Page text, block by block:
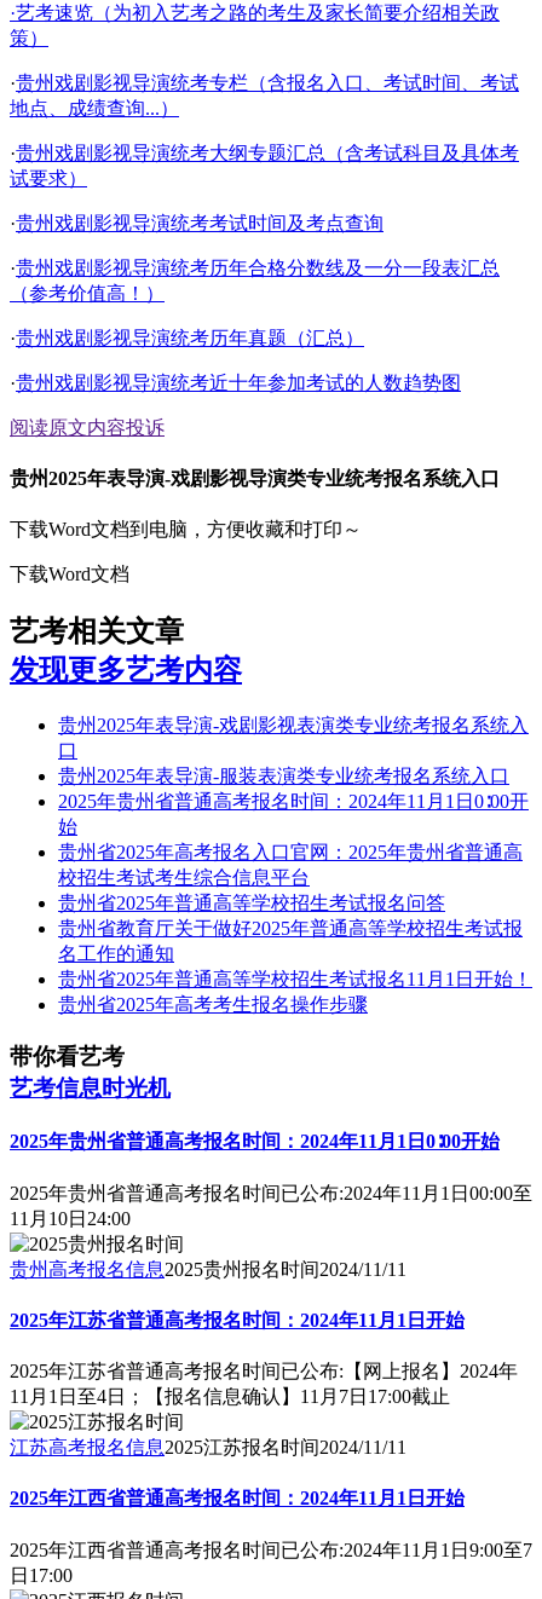
·艺考速览（为初入艺考之路的考生及家长简要介绍相关政
策）
·贵州戏剧影视导演统考专栏（含报名入口、考试时间、考试
地点、成绩查询...）
·贵州戏剧影视导演统考大纲专题汇总（含考试科目及具体考
试要求）
·贵州戏剧影视导演统考考试时间及考点查询
·贵州戏剧影视导演统考历年合格分数线及一分一段表汇总
（参考价值高！）
·贵州戏剧影视导演统考历年真题（汇总）
·贵州戏剧影视导演统考近十年参加考试的人数趋势图
阅读原文内容投诉
贵州2025年表导演-戏剧影视导演类专业统考报名系统入口
下载Word文档到电脑，方便收藏和打印～
下载Word文档
艺考相关文章
发现更多艺考内容
贵州2025年表导演-戏剧影视表演类专业统考报名系统入
口
贵州2025年表导演-服装表演类专业统考报名系统入口
2025年贵州省普通高考报名时间：2024年11月1日0∶00开
始
贵州省2025年高考报名入口官网：2025年贵州省普通高
校招生考试考生综合信息平台
贵州省2025年普通高等学校招生考试报名问答
贵州省教育厅关于做好2025年普通高等学校招生考试报
名工作的通知
贵州省2025年普通高等学校招生考试报名11月1日开始！
贵州省2025年高考考生报名操作步骤
带你看艺考
艺考信息时光机
2025年贵州省普通高考报名时间：2024年11月1日0∶00开始
2025年贵州省普通高考报名时间已公布:2024年11月1日00:00至
11月10日24:00
贵州高考报名信息2025贵州报名时间2024/11/11
2025年江苏省普通高考报名时间：2024年11月1日开始
2025年江苏省普通高考报名时间已公布:【网上报名】2024年
11月1日至4日；【报名信息确认】11月7日17:00截止
江苏高考报名信息2025江苏报名时间2024/11/11
2025年江西省普通高考报名时间：2024年11月1日开始
2025年江西省普通高考报名时间已公布:2024年11月1日9:00至7
日17:00